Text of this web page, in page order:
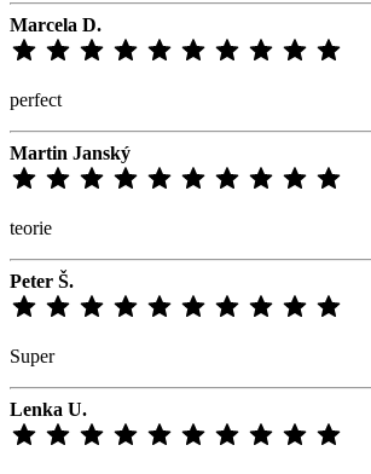
Marcela D.
perfect
Martin Janský
teorie
Peter Š.
Super
Lenka U.